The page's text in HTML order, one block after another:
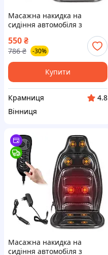
Масажна накидка на
сидіння автомобіля з
підігрівом JB-616B, Чорний /
Вібраційна масажер-
накладка на крісло
550₴
786 ₴ -30%
Купити
Крамниця
4.8
Вінниця
Масажна накидка на
сидіння автомобіля з